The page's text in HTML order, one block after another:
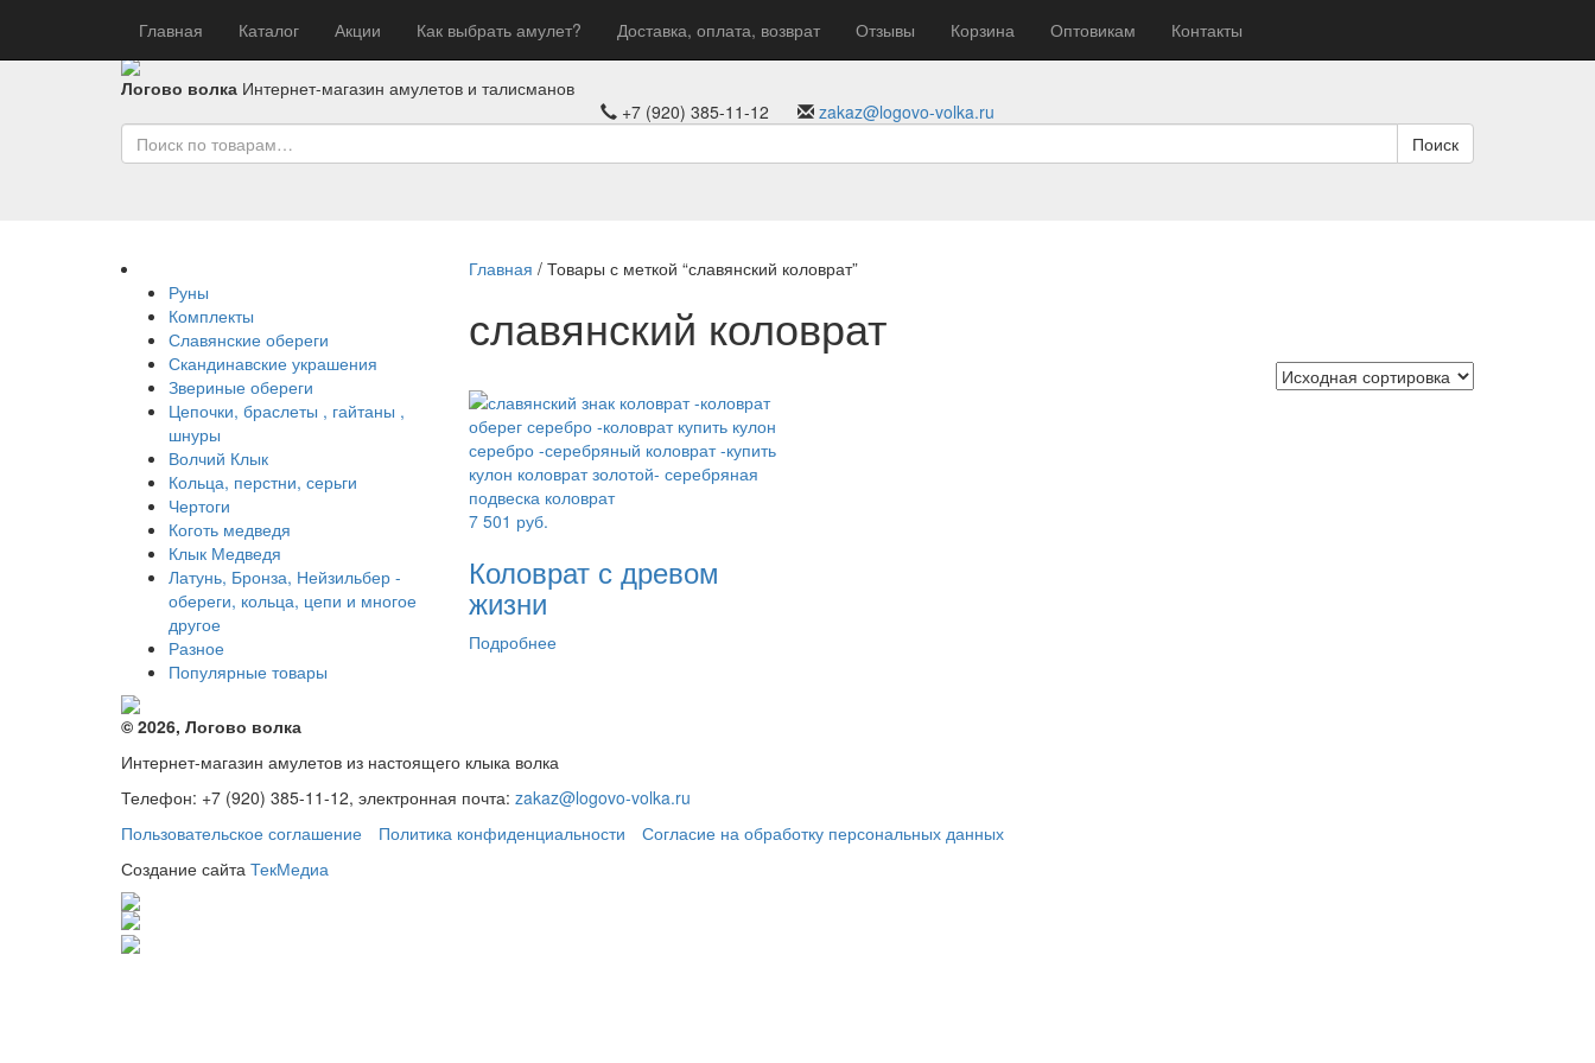
Главная Каталог Акции Как выбрать амулет? Доставка, оплата, возврат Отзывы Корзина Оптовикам Контакты
Логово волка Интернет-магазин амулетов и талисманов
+7 (920) 385-11-12
zakaz@logovo-volka.ru
Поиск
Руны
Комплекты
Славянские обереги
Скандинавские украшения
Звериные обереги
Цепочки, браслеты , гайтаны ,
шнуры
Волчий Клык
Кольца, перстни, серьги
Чертоги
Коготь медведя
Клык Медведя
Латунь, Бронза, Нейзильбер -
обереги, кольца, цепи и многое
другое
Разное
Популярные товары
Главная / Товары с меткой “славянский коловрат”
славянский коловрат
7 501 руб.
Коловрат с древом
жизни
Подробнее
© 2026, Логово волка
Интернет-магазин амулетов из настоящего клыка волка
Телефон: +7 (920) 385-11-12, электронная почта: zakaz@logovo-volka.ru
Пользовательское соглашение
Политика конфиденциальности
Согласие на обработку персональных данных
Создание сайта ТекМедиа